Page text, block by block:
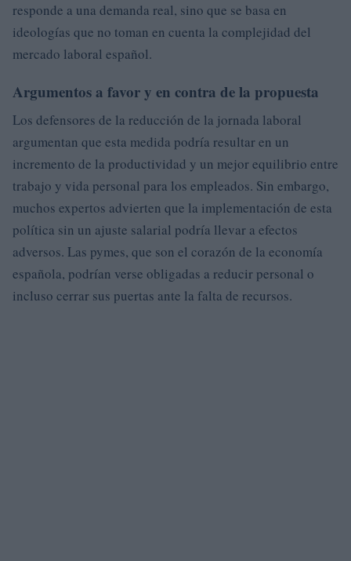
responde a una demanda real, sino que se basa en
ideologías que no toman en cuenta la complejidad del
mercado laboral español.
Argumentos a favor y en contra de la propuesta
Los defensores de la reducción de la jornada laboral
argumentan que esta medida podría resultar en un
incremento de la productividad y un mejor equilibrio entre
trabajo y vida personal para los empleados. Sin embargo,
muchos expertos advierten que la implementación de esta
política sin un ajuste salarial podría llevar a efectos
adversos. Las pymes, que son el corazón de la economía
española, podrían verse obligadas a reducir personal o
incluso cerrar sus puertas ante la falta de recursos.